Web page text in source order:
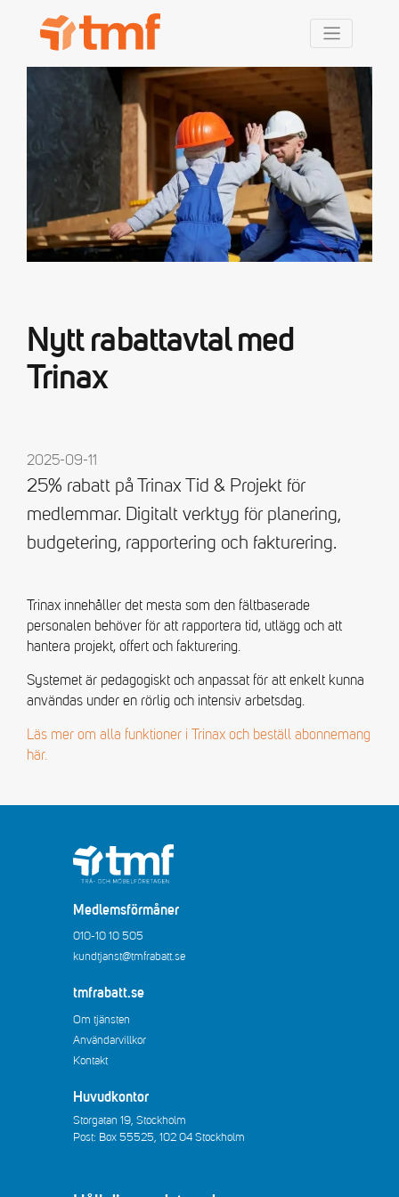
Nytt rabattavtal med
Trinax
2025-09-11
25% rabatt på Trinax Tid & Projekt för
medlemmar. Digitalt verktyg för planering,
budgetering, rapportering och fakturering.
Trinax innehåller det mesta som den fältbaserade
personalen behöver för att rapportera tid, utlägg och att
hantera projekt, offert och fakturering.
Systemet är pedagogiskt och anpassat för att enkelt kunna
användas under en rörlig och intensiv arbetsdag.
Läs mer om alla funktioner i Trinax och beställ abonnemang
här.
Medlemsförmåner
010-10 10 505
kundtjanst@tmfrabatt.se
tmfrabatt.se
Om tjänsten
Användarvillkor
Kontakt
Huvudkontor
Storgatan 19, Stockholm
Post: Box 55525, 102 04 Stockholm